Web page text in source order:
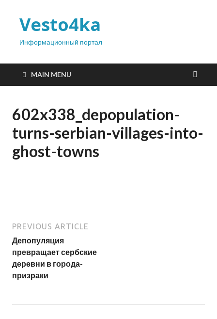
Vesto4ka
Информационный портал
MAIN MENU
602x338_depopulation-
turns-serbian-villages-into-
ghost-towns
PREVIOUS ARTICLE
Депопуляция
превращает сербские
деревни в города-
призраки